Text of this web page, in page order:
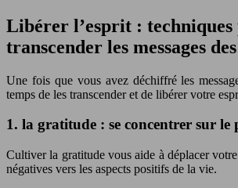
Libérer l’esprit : techniques
transcender les messages
Une fois que vous avez déchiffré les
temps de les transcender et de libérer votre
1. la gratitude : se concentrer sur le
Cultiver la gratitude vous aide à déplacer
négatives vers les aspects positifs de la vie.